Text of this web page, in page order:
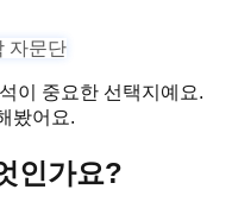
자문단
이 중요한 선택지예요.
봤어요.
인가요?